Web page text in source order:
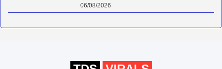
06/08/2026